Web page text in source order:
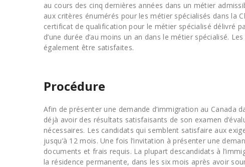
au cours des cinq dernières années dans un métier
aux critères énumérés pour les métier spécialisés dans la
certificat de qualification pour le métier spécialisé délivré
d’une durée d’au moins un an dans le métier spécialisé.
également être satisfaites.
Procédure
Afin de présenter une demande d’immigration au Canada
déjà avoir des résultats satisfaisants de son examen
nécessaires. Les candidats qui semblent satisfaire aux
jusqu’à 12 mois. Une fois l’invitation à présenter une
documents et frais requis. La plupart descandidats à
la résidence permanente, dans les six mois après avoir